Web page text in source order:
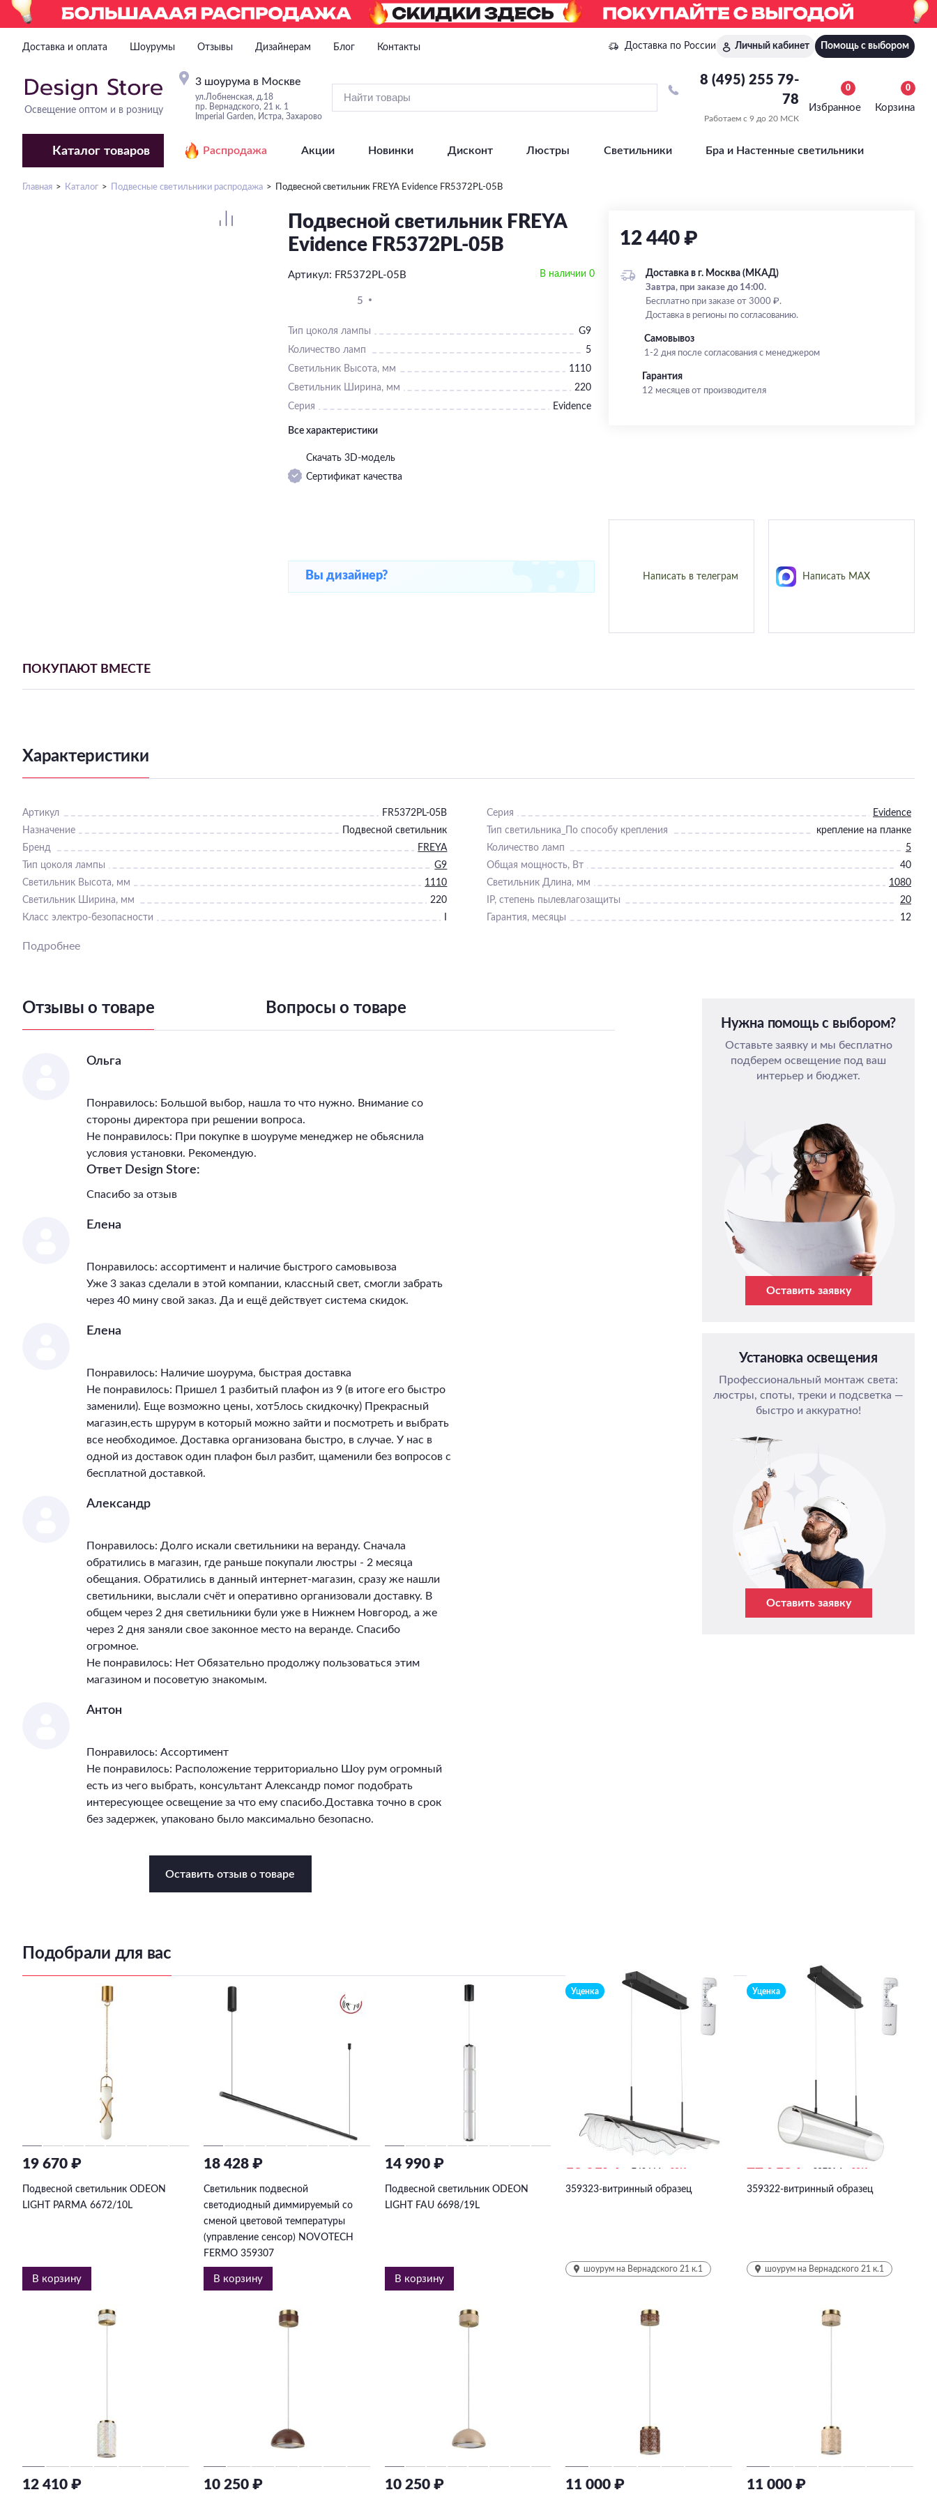
Доставка и оплата Шоурумы Отзывы Дизайнерам Блог Контакты Доставка по России Личный кабинет Помощь с выбором
Освещение оптом и в розницу
3 шоурума в Москве
ул.Лобненская, д.18
пр. Вернадского, 21 к. 1
Imperial Garden, Истра, Захарово
8 (495) 255 79-
78
Работаем с 9 до 20 МСК
Избранное
0
Корзина
0
Каталог товаров Распродажа Акции Новинки Дисконт Люстры Светильники Бра и Настенные светильники
Главная Каталог Подвесные светильники распродажа Подвесной светильник FREYA Evidence FR5372PL-05B
Подвесной светильник FREYA
Evidence FR5372PL-05B
Артикул: FR5372PL-05B В наличии 0
5
Тип цоколя лампы
G9
Количество ламп
5
Светильник Высота, мм
1110
Светильник Ширина, мм
220
Серия
Evidence
Все характеристики
Скачать 3D-модель
Сертификат качества
12 440 ₽
Доставка в г. Москва (МКАД)
Завтра, при заказе до 14:00.
Бесплатно при заказе от 3000 ₽.
Доставка в регионы по согласованию.
Самовывоз
1-2 дня после согласования с менеджером
Гарантия
12 месяцев от производителя
Вы дизайнер? Написать в телеграм Написать MAX
ПОКУПАЮТ ВМЕСТЕ
Характеристики
Артикул FR5372PL-05B Серия
Evidence
Назначение
Подвесной светильник Тип светильника_По способу крепления
крепление на планке
Бренд
FREYA Количество ламп
5
Тип цоколя лампы
G9 Общая мощность, Вт
40
Светильник Высота, мм
1110 Светильник Длина, мм
1080
Светильник Ширина, мм
220 IP, степень пылевлагозащиты
20
Класс электро-безопасности
Гарантия, месяцы 12
Подробнее
Отзывы о товаре Вопросы о товаре
Ольга
Понравилось: Большой выбор, нашла то что нужно. Внимание со
стороны директора при решении вопроса.
Не понравилось: При покупке в шоуруме менеджер не обьяснила
условия установки. Рекомендую.
Ответ Design Store:
Спасибо за отзыв
Елена
Понравилось: ассортимент и наличие быстрого самовывоза
Уже 3 заказ сделали в этой компании, классный свет, смогли забрать
через 40 мину свой заказ. Да и ещё действует система скидок.
Елена
Понравилось: Наличие шоурума, быстрая доставка
Не понравилось: Пришел 1 разбитый плафон из 9 (в итоге его быстро
заменили). Еще возможно цены, хот5лось скидкочку) Прекрасный
магазин,есть шрурум в который можно зайти и посмотреть и выбрать
все необходимое. Доставка организована быстро, в случае. У нас в
одной из доставок один плафон был разбит, щаменили без вопросов с
бесплатной доставкой.
Александр
Понравилось: Долго искали светильники на веранду. Сначала
обратились в магазин, где раньше покупали люстры - 2 месяца
обещания. Обратились в данный интернет-магазин, сразу же нашли
светильники, выслали счёт и оперативно организовали доставку. В
общем через 2 дня светильники були уже в Нижнем Новгород, а же
через 2 дня заняли свое законное место на веранде. Спасибо
огромное.
Не понравилось: Нет Обязательно продолжу пользоваться этим
магазином и посоветую знакомым.
Антон
Понравилось: Ассортимент
Не понравилось: Расположение территориально Шоу рум огромный
есть из чего выбрать, консультант Александр помог подобрать
интересующее освещение за что ему спасибо.Доставка точно в срок
без задержек, упаковано было максимально безопасно.
Оставить отзыв о товаре
Нужна помощь с выбором?
Оставьте заявку и мы бесплатно
подберем освещение под ваш
интерьер и бюджет.
Оставить заявку
Установка освещения
Профессиональный монтаж света:
люстры, споты, треки и подсветка —
быстро и аккуратно!
Оставить заявку
Подобрали для вас
19 670 ₽
Подвесной светильник ODEON
LIGHT PARMA 6672/10L
В корзину
18 428 ₽
Светильник подвесной
светодиодный диммируемый со
сменой цветовой температуры
(управление сенсор) NOVOTECH
FERMO 359307
В корзину
14 990 ₽
Подвесной светильник ODEON
LIGHT FAU 6698/19L
В корзину
Уценка
359323-витринный образец
шоурум на Вернадского 21 к.1
Уценка
359322-витринный образец
шоурум на Вернадского 21 к.1
12 410 ₽ 10 250 ₽ 10 250 ₽ 11 000 ₽ 11 000 ₽